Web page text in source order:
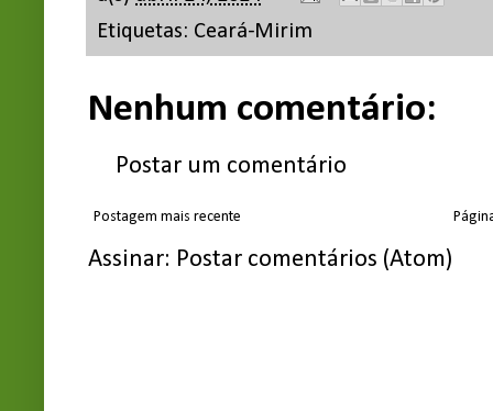
Etiquetas: Ceará-Mirim
Nenhum comentário:
Postar um comentário
Postagem mais recente
Assinar: Postar comentários (Atom)